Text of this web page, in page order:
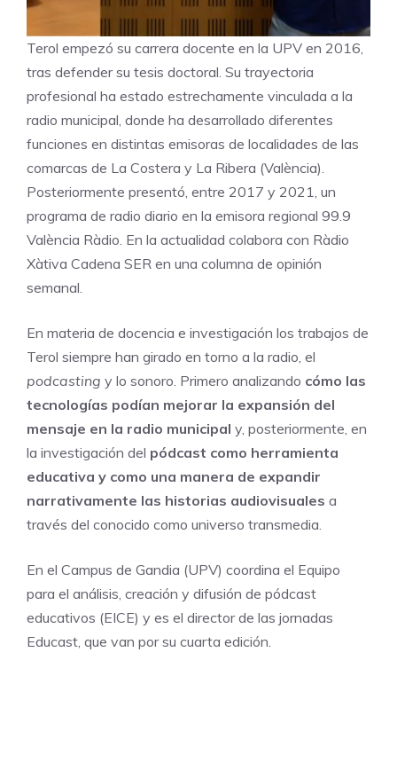
Terol empezó su carrera docente en la UPV en 2016,
tras defender su tesis doctoral. Su trayectoria
profesional ha estado estrechamente vinculada a la
radio municipal, donde ha desarrollado diferentes
funciones en distintas emisoras de localidades de las
comarcas de La Costera y La Ribera (València).
Posteriormente presentó, entre 2017 y 2021, un
programa de radio diario en la emisora regional 99.9
València Ràdio. En la actualidad colabora con Ràdio
Xàtiva Cadena SER en una columna de opinión
semanal.
En materia de docencia e investigación los trabajos de
Terol siempre han girado en torno a la radio, el
podcasting y lo sonoro. Primero analizando cómo las
tecnologías podían mejorar la expansión del
mensaje en la radio municipal y, posteriormente, en
la investigación del pódcast como herramienta
educativa y como una manera de expandir
narrativamente las historias audiovisuales a
través del conocido como universo transmedia.
En el Campus de Gandia (UPV) coordina el Equipo
para el análisis, creación y difusión de pódcast
educativos (EICE) y es el director de las jornadas
Educast, que van por su cuarta edición.